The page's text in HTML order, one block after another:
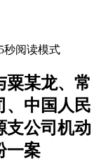
秒阅读模式
粟某龙、常
、中国人民
支公司机动
一案